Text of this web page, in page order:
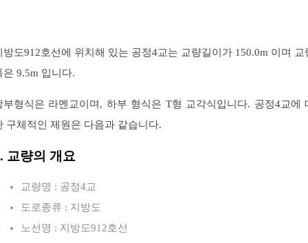
방도912호선에 위치해 있는 공정4교는 교량길이가 150.0m 이며 교
은 9.5m 입니다.
부형식은 라멘교이며, 하부 형식은 T형 교각식입니다. 공정4교에
구체적인 제원은 다음과 같습니다.
교량의 개요
교량명 : 공정4교
도로종류 : 지방도
노선명 : 지방도912호선